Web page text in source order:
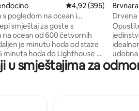
Prosječna ocjena:
4,92 (395)
pogledom na ocean i
masažnom kadom
smještaj za goste s
na ocean od 600 četvornih
je minutu hoda od staze
minuta hoda do Lighthouse &
Pogled na ocean s
(širine 180 – 200 cm).
Drvena
dvije
u smještajima za